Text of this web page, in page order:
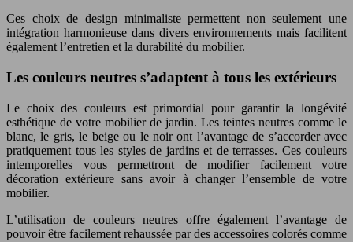
Ces choix de design minimaliste permettent non seulement une
intégration harmonieuse dans divers environnements mais facilitent
également l’entretien et la durabilité du mobilier.
Les couleurs neutres s’adaptent à tous les extérieurs
Le choix des couleurs est primordial pour garantir la longévité
esthétique de votre mobilier de jardin. Les teintes neutres comme le
blanc, le gris, le beige ou le noir ont l’avantage de s’accorder avec
pratiquement tous les styles de jardins et de terrasses. Ces couleurs
intemporelles vous permettront de modifier facilement votre
décoration extérieure sans avoir à changer l’ensemble de votre
mobilier.
L’utilisation de couleurs neutres offre également l’avantage de
pouvoir être facilement rehaussée par des accessoires colorés comme